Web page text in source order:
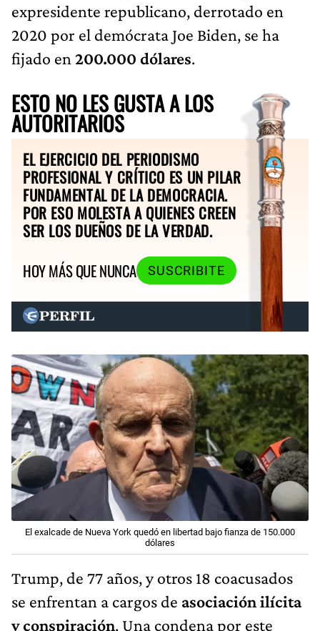
expresidente republicano, derrotado en
2020 por el demócrata Joe Biden, se ha
fijado en 200.000 dólares.
ESTO NO LES GUSTA A LOS
AUTORITARIOS
EL EJERCICIO DEL PERIODISMO
PROFESIONAL Y CRÍTICO ES UN PILAR
FUNDAMENTAL DE LA DEMOCRACIA.
POR ESO MOLESTA A QUIENES CREEN
SER LOS DUEÑOS DE LA VERDAD.
HOY MÁS QUE NUNCA
SUSCRIBITE
El exalcade de Nueva York quedó en libertad bajo fianza de 150.000
dólares
Trump, de 77 años, y otros 18 coacusados
se enfrentan a cargos de asociación ilícita
y conspiración. Una condena por este